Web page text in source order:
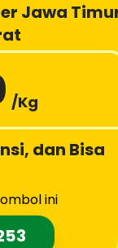
Jawa
/Kg
dan Bisa
ini